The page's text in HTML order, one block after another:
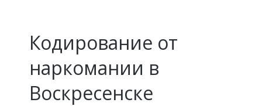
Кодирование от
наркомании в
Воскресенске